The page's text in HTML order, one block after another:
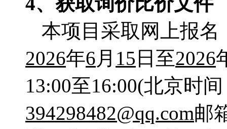
本项目采取网上报
2026年6月 15 日至2026
13:00至16:00(北京时
394298482@qq.com邮